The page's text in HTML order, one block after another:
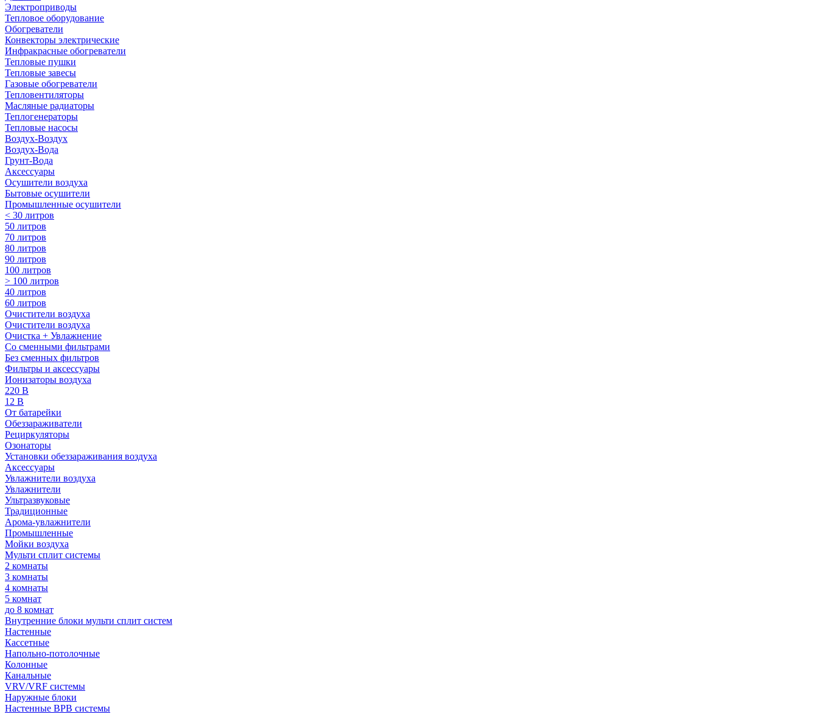
Электроприводы
Тепловое оборудование
Обогреватели
Конвекторы электрические
Инфракрасные обогреватели
Тепловые пушки
Тепловые завесы
Газовые обогреватели
Тепловентиляторы
Масляные радиаторы
Теплогенераторы
Тепловые насосы
Воздух-Воздух
Воздух-Вода
Грунт-Вода
Аксессуары
Осушители воздуха
Бытовые осушители
Промышленные осушители
< 30 литров
50 литров
70 литров
80 литров
90 литров
100 литров
> 100 литров
40 литров
60 литров
Очистители воздуха
Очистители воздуха
Очистка + Увлажнение
Cо сменными фильтрами
Без сменных фильтров
Фильтры и аксессуары
Ионизаторы воздуха
220 В
12 В
От батарейки
Обеззараживатели
Рециркуляторы
Озонаторы
Установки обеззараживания воздуха
Аксессуары
Увлажнители воздуха
Увлажнители
Ультразвуковые
Традиционные
Арома-увлажнители
Промышленные
Мойки воздуха
Мульти сплит системы
2 комнаты
3 комнаты
4 комнаты
5 комнат
до 8 комнат
Внутренние блоки мульти сплит систем
Настенные
Кассетные
Напольно-потолочные
Колонные
Канальные
VRV/VRF системы
Наружные блоки
Настенные ВРВ системы